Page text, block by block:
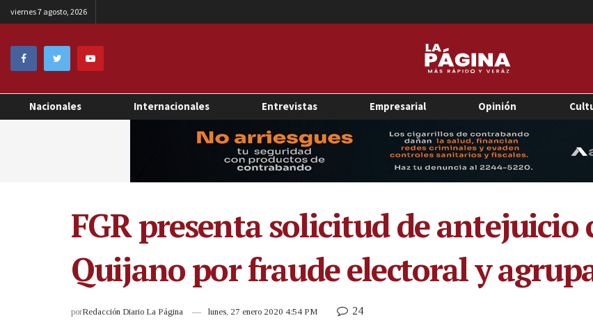
viernes 7 agosto, 2026
Nacionales Internacionales Entrevistas Empresarial Opinión
FGR presenta solicitud de
Quijano por fraude electoral y
porRedacción Diario La Página lunes, 27 enero 2020 4:54 PM 24